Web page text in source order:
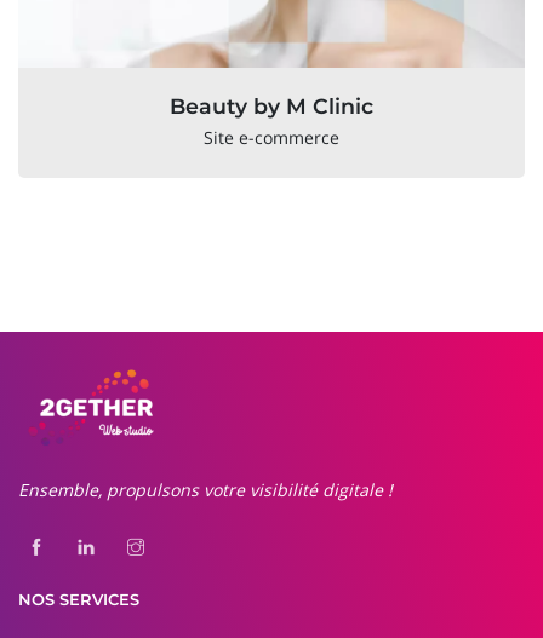
Beauty by M Clinic
Site e-commerce
Ensemble, propulsons votre visibilité digitale !
NOS SERVICES